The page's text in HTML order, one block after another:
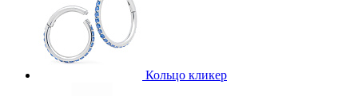
Кольцо кликер